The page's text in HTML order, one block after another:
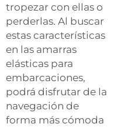
tropezar con ellas o
perderlas. Al buscar
estas características
en las amarras
elásticas para
embarcaciones,
podrá disfrutar de la
navegación de
forma más cómoda